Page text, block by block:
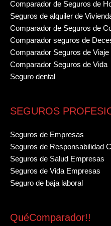
Comparador de Seguros de
Seguros de alquiler de
Comparador de Seguros de
Comparador seguros de
Comparador Seguros de Viaje
Comparador Seguros de Vida
Seguro dental
SEGUROS
Seguros de Empresas
Seguros de Responsabilidad
Seguros de Salud Empresas
Seguros de Vida Empresas
Seguro de baja laboral
QuéComparador!!